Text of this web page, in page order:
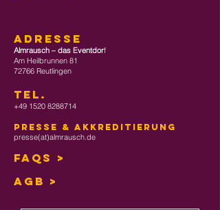
ADRESSE
Almrausch – das Eventdorf
Am Heilbrunnen 81
72766 Reutlingen
TEL .
+49 1520 8288714
Presse & Akkreditierung
presse(at)almrausch.de
FAQs >
AGB >